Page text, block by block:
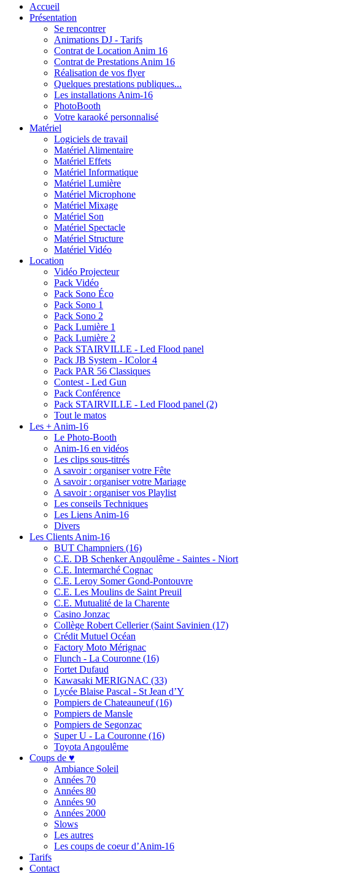
Accueil
Présentation
Se rencontrer
Animations DJ - Tarifs
Contrat de Location Anim 16
Contrat de Prestations Anim 16
Réalisation de vos flyer
Quelques prestations publiques...
Les installations Anim-16
PhotoBooth
Votre karaoké personnalisé
Matériel
Logiciels de travail
Matériel Alimentaire
Matériel Effets
Matériel Informatique
Matériel Lumière
Matériel Microphone
Matériel Mixage
Matériel Son
Matériel Spectacle
Matériel Structure
Matériel Vidéo
Location
Vidéo Projecteur
Pack Vidéo
Pack Sono Éco
Pack Sono 1
Pack Sono 2
Pack Lumière 1
Pack Lumière 2
Pack STAIRVILLE - Led Flood panel
Pack JB System - IColor 4
Pack PAR 56 Classiques
Contest - Led Gun
Pack Conférence
Pack STAIRVILLE - Led Flood panel (2)
Tout le matos
Les + Anim-16
Le Photo-Booth
Anim-16 en vidéos
Les clips sous-titrés
A savoir : organiser votre Fête
A savoir : organiser votre Mariage
A savoir : organiser vos Playlist
Les conseils Techniques
Les Liens Anim-16
Divers
Les Clients Anim-16
BUT Champniers (16)
C.E. DB Schenker Angoulême - Saintes - Niort
C.E. Intermarché Cognac
C.E. Leroy Somer Gond-Pontouvre
C.E. Les Moulins de Saint Preuil
C.E. Mutualité de la Charente
Casino Jonzac
Collège Robert Cellerier (Saint Savinien (17)
Crédit Mutuel Océan
Factory Moto Mérignac
Flunch - La Couronne (16)
Fortet Dufaud
Kawasaki MERIGNAC (33)
Lycée Blaise Pascal - St Jean d’Y
Pompiers de Chateauneuf (16)
Pompiers de Mansle
Pompiers de Segonzac
Super U - La Couronne (16)
Toyota Angoulême
Coups de ♥
Ambiance Soleil
Années 70
Années 80
Années 90
Années 2000
Slows
Les autres
Les coups de coeur d’Anim-16
Tarifs
Contact